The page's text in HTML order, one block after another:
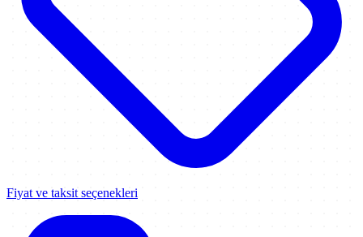
Fiyat ve taksit seçenekleri